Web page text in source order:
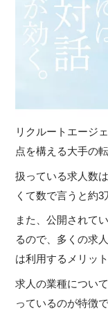
リクルートエージ
点を構える大手の
扱っている求人数
くて数で言うと約3
また、公開されて
るので、多くの求
は利用するメリッ
求人の業種につい
っているのが特徴で